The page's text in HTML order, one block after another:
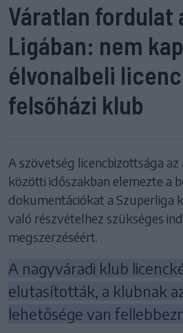
Váratlan fordulat
Ligában: nem
élvonalbeli
felsőházi klub
A szövetség licencbizottsága az
közötti időszakban elemezte a
dokumentációkat a Szuperliga
való részvételhez szükséges
megszerzéséért.
A nagyváradi klub
elutasították, a klubnak
lehetősége van